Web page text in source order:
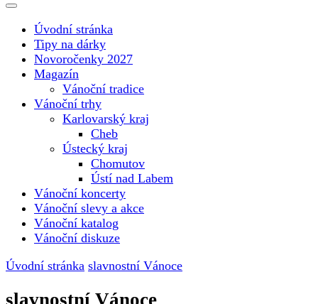
Vánoce v Česku
nejkrásnějším svátku v roce v České republice
Úvodní stránka
Tipy na dárky
Novoročenky 2027
Magazín
Vánoční tradice
Vánoční trhy
Karlovarský kraj
Cheb
Ústecký kraj
Chomutov
Ústí nad Labem
Vánoční koncerty
Vánoční slevy a akce
Vánoční katalog
Vánoční diskuze
Úvodní stránka slavnostní Vánoce